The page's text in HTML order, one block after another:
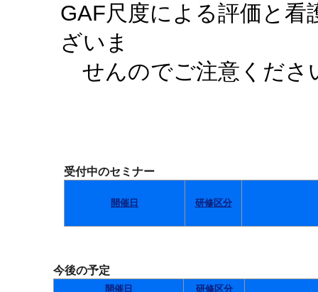
GAF尺度による評価と看
ざいま
せんのでご注意くださ
受付中のセミナー
開催日 研修区分
今後の予定
開催日 研修区分